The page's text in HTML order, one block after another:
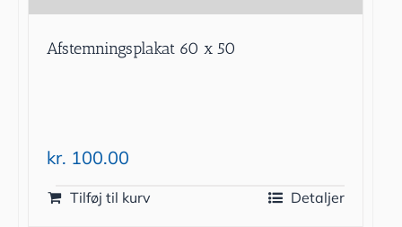
Afstemningsplakat 60 x 50
kr. 100.00
Tilføj til kurv Detaljer